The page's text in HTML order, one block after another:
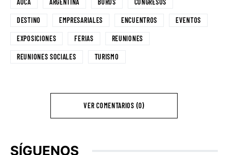
DESTINO EMPRESARIALES ENCUENTROS EVENTOS
EXPOSICIONES FERIAS REUNIONES
REUNIONES SOCIALES TURISMO
VER COMENTARIOS (0)
SÍGUENOS